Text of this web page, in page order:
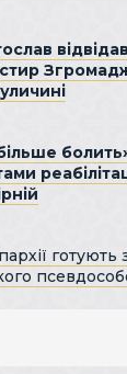
відвідав